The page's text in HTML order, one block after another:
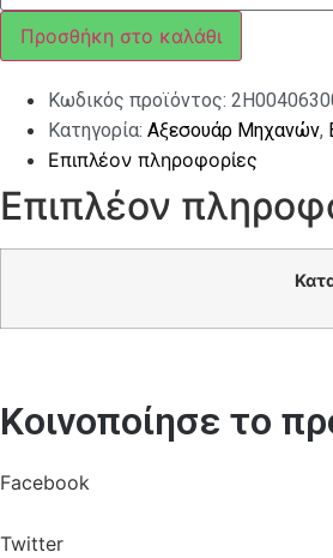
ΓΙΑ
ΒΑΛΙΤΣΑΚΙ
RACING
60S
ποσότητα
Προσθήκη στο καλάθι
Κωδικός προϊόντος:
Κατηγορία: Αξεσουάρ Μηχανών,
Επιπλέον πληροφορίες
Επιπλέον
Κοινοποίησε το
Facebook
Twitter